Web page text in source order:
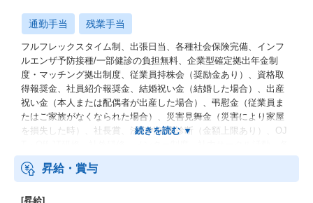
通勤手当 残業手当
フルフレックスタイム制、出張日当、各種社会保険完備、インフ
ルエンザ予防接種/一部健診の負担無料、企業型確定拠出年金制
度・マッチング拠出制度、従業員持株会（奨励金あり）、資格取
得報奨金、社員紹介報奨金、結婚祝い金（結婚した場合）、出産
祝い金（本人または配偶者が出産した場合）、弔慰金（従業員ま
たはご家族がなくなられた場合）、災害見舞金（災害により家屋
を損失した時）、社長賞、法定外健康診断（金額上限あり）、OJ
種社内イベント・懇親会 など
昇給・賞与
[昇給]